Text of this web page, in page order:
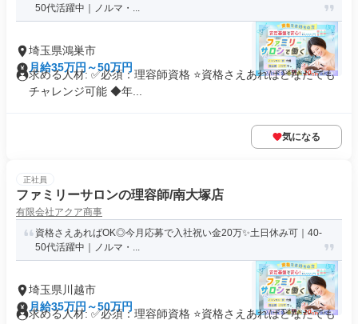
50代活躍中｜ノルマ・...
埼玉県鴻巣市
月給35万円～50万円
求める人材: ✅必須：理容師資格 ⭐️資格さえあればどなたでも
チャレンジ可能 ◆年...
気になる
正社員
ファミリーサロンの理容師/南大塚店
有限会社アクア商事
資格さえあればOK◎今月応募で入社祝い金20万✨️土日休み可｜40-
50代活躍中｜ノルマ・...
埼玉県川越市
月給35万円～50万円
求める人材: ✅必須：理容師資格 ⭐️資格さえあればどなたでも